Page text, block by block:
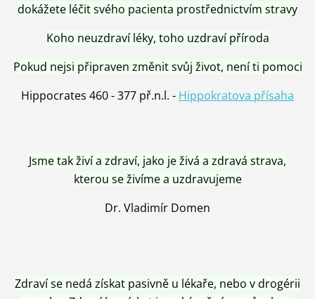
dokážete léčit svého pacienta prostřednictvím stravy
Koho neuzdraví léky, toho uzdraví příroda
Pokud nejsi připraven změnit svůj život, není ti pomoci
Hippocrates 460 - 377 př.n.l. - Hippokratova přísaha
Jsme tak živí a zdraví, jako je živá a zdravá strava,
kterou se živíme a uzdravujeme
Dr. Vladimír Domen
Zdraví se nedá získat pasivně u lékaře, nebo v drogérii